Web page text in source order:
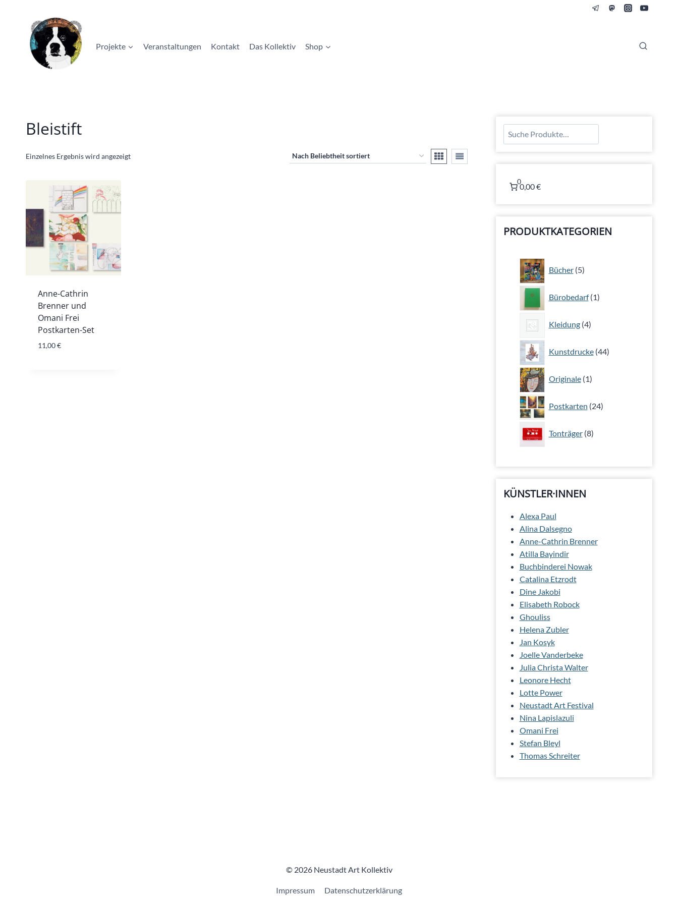
Projekte
Veranstaltungen Kontakt Das Kollektiv Shop
Bleistift
Einzelnes Ergebnis wird angezeigt
Anne-Cathrin
Brenner und
Omani Frei
Postkarten-Set
11,00€
Suchen
0
0,00 €
PRODUKTKATEGORIEN
Bücher 5
Produkte
Bürobedarf 1
Produkt
Kleidung 4
Produkte
Kunstdrucke 44
Produkte
Originale 1
Produkt
Postkarten 24
Produkte
Tonträger 8
Produkte
KÜNSTLER·INNEN
Alexa Paul
Alina Dalsegno
Anne-Cathrin Brenner
Atilla Bayindir
Buchbinderei Nowak
Catalina Etzrodt
Dine Jakobi
Elisabeth Robock
Ghouliss
Helena Zubler
Jan Kosyk
Joelle Vanderbeke
Julia Christa Walter
Leonore Hecht
Lotte Power
Neustadt Art Festival
Nina Lapislazuli
Omani Frei
Stefan Bleyl
Thomas Schreiter
© 2026 Neustadt Art Kollektiv
Impressum Datenschutzerklärung